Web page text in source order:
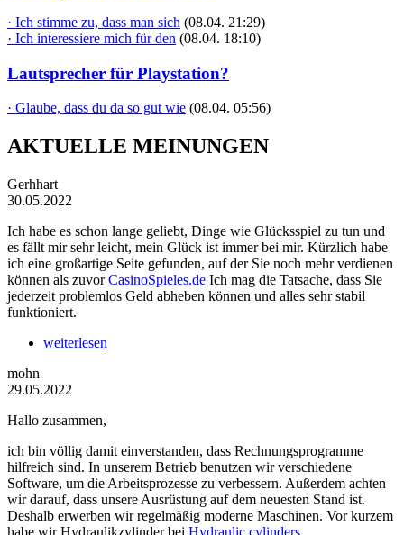
· Ich stimme zu, dass man sich (08.04. 21:29)
· Ich interessiere mich für den (08.04. 18:10)
Lautsprecher für Playstation?
· Glaube, dass du da so gut wie (08.04. 05:56)
AKTUELLE MEINUNGEN
Gerhhart
30.05.2022
Ich habe es schon lange geliebt, Dinge wie Glücksspiel zu tun und
es fällt mir sehr leicht, mein Glück ist immer bei mir. Kürzlich habe
ich eine großartige Seite gefunden, auf der Sie noch mehr verdienen
können als zuvorCasinoSpieles.de Ich mag die Tatsache, dass Sie
jederzeit problemlos Geld abheben können und alles sehr stabil
funktioniert.
weiterlesen
mohn
29.05.2022
Hallo zusammen,
ich bin völlig damit einverstanden, dass Rechnungsprogramme
hilfreich sind. In unserem Betrieb benutzen wir verschiedene
Software, um die Arbeitsprozesse zu verbessern. Außerdem achten
wir darauf, dass unsere Ausrüstung auf dem neuesten Stand ist.
Deshalb erwerben wir regelmäßig moderne Maschinen. Vor kurzem